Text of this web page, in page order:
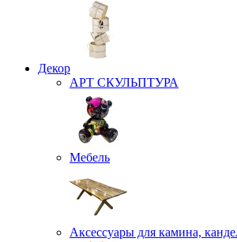
Декор
АРТ СКУЛЬПТУРА
Мебель
Аксессуары для камина,